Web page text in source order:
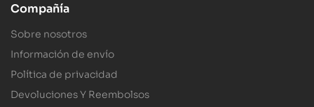
Compañía
Sobre nosotros
Información de envío
Política de privacidad
Devoluciones Y Reembolsos